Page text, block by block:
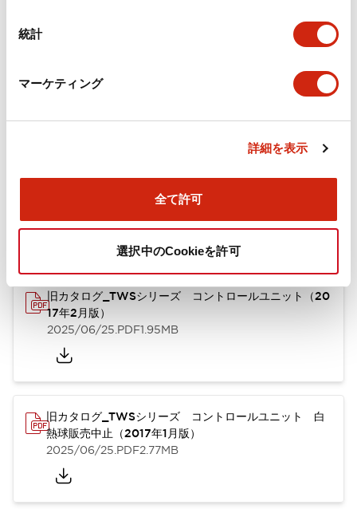
統計
マーケティング
詳細を表示
全て許可
選択中のCookieを許可
旧カタログ_TWSシリーズ コントロールユニット（20
25年4月版）（日本語）
2.37MB
旧カタログ_TWSシリーズ コントロールユニット（20
17年2月版）
2025/06/25.PDF1.95MB
旧カタログ_TWSシリーズ コントロールユニット 白
熱球販売中止（2017年1月版）
2025/06/25.PDF2.77MB